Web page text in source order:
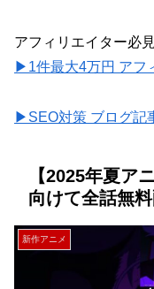
アフィリエイター必見
▶1件最大4万円 アフ
▶SEO対策 ブログ記
【2025年夏ア
向けて全話無
新作アニメ